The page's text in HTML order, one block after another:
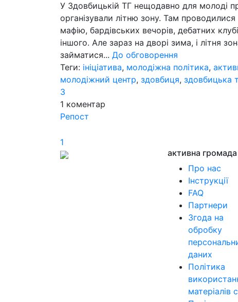
У Здовбицькій ТГ нещодавно для молоді
організували літню зону. Там
мафію, бардівських вечорів, дебатних
іншого. Але зараз на дворі зима, і літня
займатися... До обговорення
Теги: ініціатива, молодіжна політика,
молодіжний центр, здовбиця, здовбицька
3
1 коментар
Репост
1
активна громада
Про нас
Інструкції
FAQ
Партнери
Згода на
обробку
даних
Політика
матеріалів